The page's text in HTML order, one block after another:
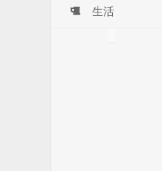
生活